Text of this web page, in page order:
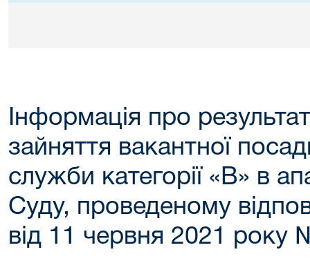
Інформація про
зайняття вакантної
служби категорії «В» в
Суду, проведеному
від 11 червня 2021 року